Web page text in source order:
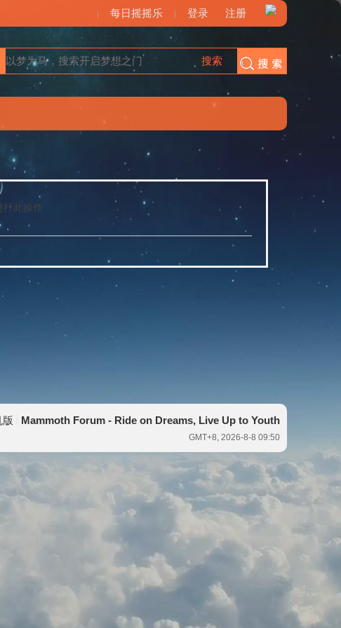
每日摇摇乐 登录 注册
搜索
此操作
版 Mammoth Forum - Ride on Dreams, Live Up to Youth
GMT+8, 2026-8-8 09:50